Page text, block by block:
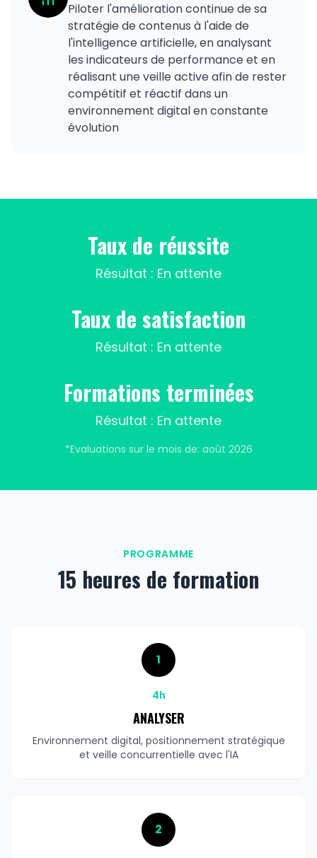
Piloter l'amélioration continue de sa
stratégie de contenus à l'aide de
l'intelligence artificielle, en analysant
les indicateurs de performance et en
réalisant une veille active afin de rester
compétitif et réactif dans un
environnement digital en constante
évolution
Taux de réussite
Résultat : En attente
Taux de satisfaction
Résultat : En attente
Formations terminées
Résultat : En attente
*Evaluations sur le mois de: août 2026
PROGRAMME
15 heures de formation
1
4h
ANALYSER
Environnement digital, positionnement stratégique
et veille concurrentielle avec l'IA
2